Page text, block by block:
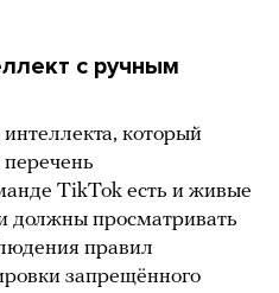
с ручным
который
TikTok есть и живые
должны просматривать
правил
запрещённого